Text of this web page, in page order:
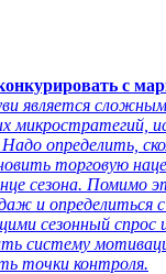
с
является
определить,
торговую
сезона. Помимо
и определиться
сезонный спрос
систему
точки контроля.